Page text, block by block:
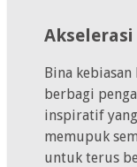
Bina
berbagi
inspiratif
memupuk
untuk terus